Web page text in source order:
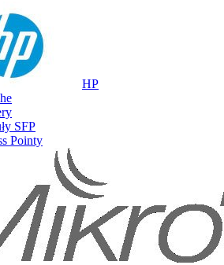
HP
SFP
Pointy